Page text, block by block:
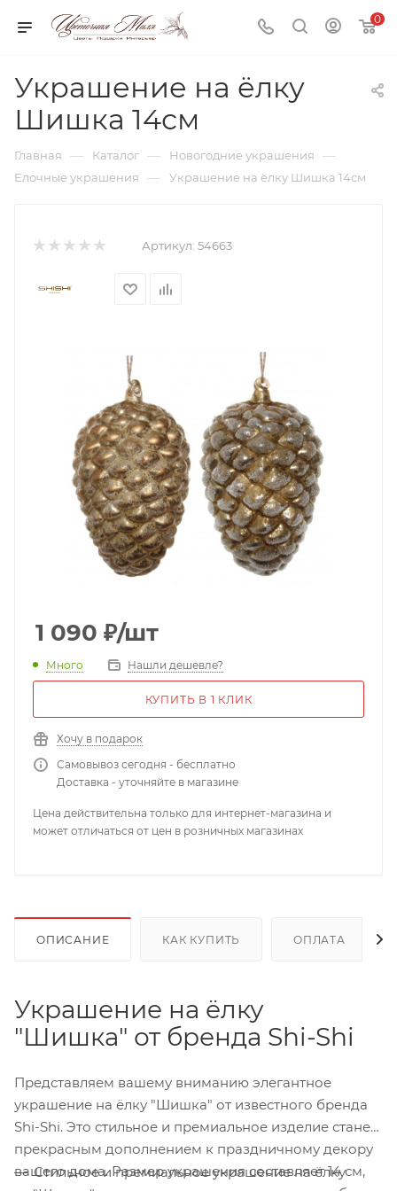
0
Украшение на ёлку
Шишка 14см
Главная — Каталог — Новогодние украшения —
Елочные украшения — Украшение на ёлку Шишка 14см
Артикул: 54663
1 090 ₽/шт
Много Нашли дешевле?
КУПИТЬ В 1 КЛИК
Хочу в подарок
Самовывоз сегодня - бесплатно
Доставка - уточняйте в магазине
Цена действительна только для интернет-магазина и
может отличаться от цен в розничных магазинах
ОПИСАНИЕ КАК КУПИТЬ ОПЛАТА
Украшение на ёлку
"Шишка" от бренда Shi-Shi
Представляем вашему вниманию элегантное
украшение на ёлку "Шишка" от известного бренда
Shi-Shi. Это стильное и премиальное изделие станет
прекрасным дополнением к праздничному декору
вашего дома. Размер украшения составляет 14 см,
Стильное и премиальное украшение на ёлку